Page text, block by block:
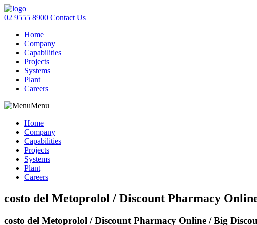
02 9555 8900 Contact Us
Home
Company
Capabilities
Projects
Systems
Plant
Careers
Menu
Home
Company
Capabilities
Projects
Systems
Plant
Careers
costo del Metoprolol / Discount Pharmacy
costo del Metoprolol / Discount Pharmacy Online / Big